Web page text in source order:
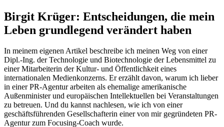
Birgit Krüger: Entscheidungen, die mein
Leben grundlegend verändert haben
In meinem eigenen Artikel beschreibe ich meinen Weg von einer
Dipl.-Ing. der Technologie und Biotechnologie der Lebensmittel zu
einer Mitarbeiterin der Kultur- und Öffentlichkeit eines
internationalen Medienkonzerns. Er erzählt davon, warum ich lieber
in einer PR-Agentur arbeiten als ehemalige amerikanische
Außenminister und europäischen Intellektuellen bei Veranstaltungen
zu betreuen. Und du kannst nachlesen, wie ich von einer
geschäftsführenden Gesellschafterin einer von mir gegründeten PR-
Agentur zum Focusing-Coach wurde.